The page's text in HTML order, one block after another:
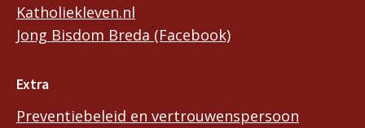
Katholiekleven.nl
Jong Bisdom Breda (Facebook)
Extra
Preventiebeleid en vertrouwenspersoon